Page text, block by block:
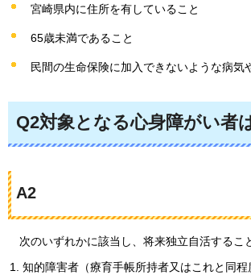
宮崎県内に住所を有していること
65歳未満であること
民間の生命保険に加入できないような病気
Q2対象となる心身障がい者
A2
次のいずれかに該当し、将来独立自活するこ
知的障害者（療育手帳所持者又はこれと同程